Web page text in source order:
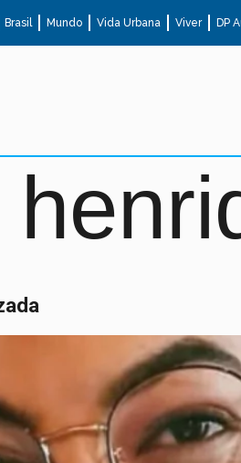
Brasil Mundo Vida Urbana Viver DP